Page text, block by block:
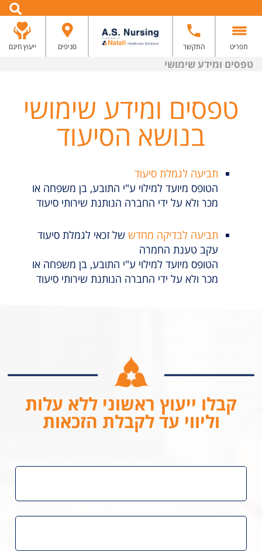
תפריט התקשר סניפים ייעוץ חינם
טפסים ומידע שימושי
טפסים ומידע שימושי
בנושא הסיעוד
תביעה לגמלת סיעוד
הטופס מיועד למילוי ע"י התובע, בן משפחה או
מכר ולא על ידי החברה הנותנת שירותי סיעוד
תביעה לבדיקה מחדש של זכאי לגמלת סיעוד
עקב טענת החמרה
הטופס מיועד למילוי ע"י התובע, בן משפחה או
מכר ולא על ידי החברה הנותנת שירותי סיעוד
קבלו ייעוץ ראשוני ללא עלות
וליווי עד לקבלת הזכאות